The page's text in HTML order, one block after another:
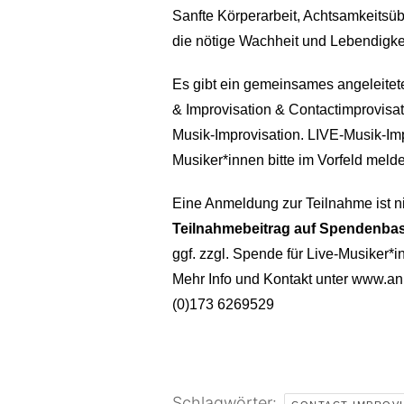
Sanfte Körperarbeit,
die nötige Wachheit und
Es gibt ein gemeinsames
& Improvisation &
Musik-Improvisation. LIVE-Musik-
Musiker*innen bitte im Vorfeld
Eine Anmeldung zur Teilnahme ist
Teilnahmebeitrag auf
ggf. zzgl. Spende für Live-
Mehr Info und Kontakt unter
(0)173 6269529